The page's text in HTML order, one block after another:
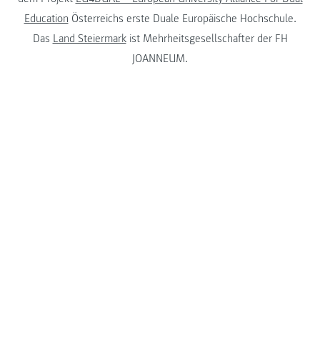
Education Österreichs erste Duale Europäische Hochschule.
Das Land Steiermarkist Mehrheitsgesellschafter der FH
JOANNEUM.